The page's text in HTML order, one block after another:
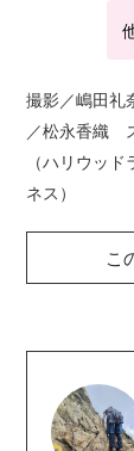
撮影／嶋田
／松永香織
（ハリウッ
ネス）
こ